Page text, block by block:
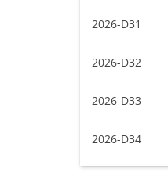
2026-D31
2026-D32
2026-D33
2026-D34